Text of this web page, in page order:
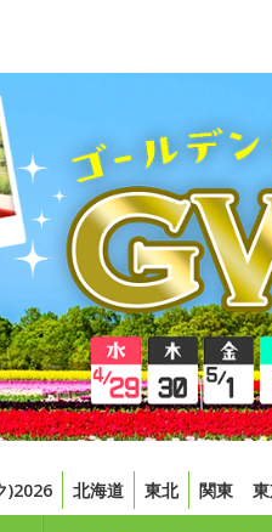
)2026 北海道 東北 関東